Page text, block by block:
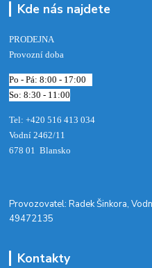
Kde nás najdete
PRODEJNA
Provozní doba
Po - Pá: 8:00 - 17:00
So: 8:30 - 11:00
Tel: +420 516 413 034‬
Vodní 2462/11
678 01 Blansko
​Provozovatel: Radek Šinkora,
49472135
Kontakty